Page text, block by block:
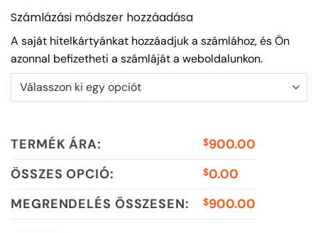
Számlázási módszer hozzáadása
A saját hitelkártyánkat hozzáadjuk a számlához, és Ön
azonnal befizetheti a számláját a weboldalunkon.
TERMÉK ÁRA: $900.00
ÖSSZES OPCIÓ:
$0.00
MEGRENDELÉS ÖSSZESEN:
$900.00